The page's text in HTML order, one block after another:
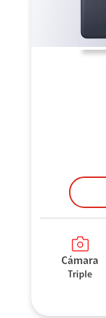
Cámara
Triple